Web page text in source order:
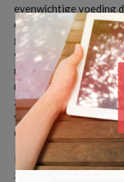
evenwichtige voeding
dat nodig hebben. Dit
voedingsstoffen
namelijk (gedeeltelijk)
nutritioneel dieet te
zorgen voor een
voornamelijk een
daarbij geen
Probeer dus altijd een
zodat het de